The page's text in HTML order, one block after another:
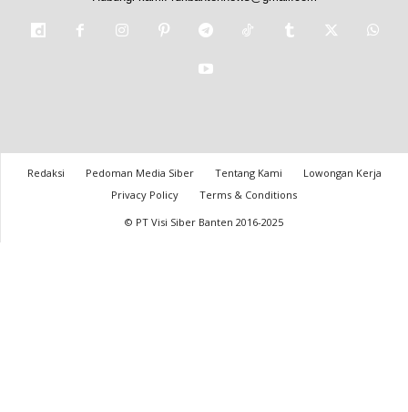
Redaksi Pedoman Media Siber Tentang Kami
Lowongan Kerja
Privacy Policy
Terms & Conditions
© PT Visi Siber Banten 2016-2025